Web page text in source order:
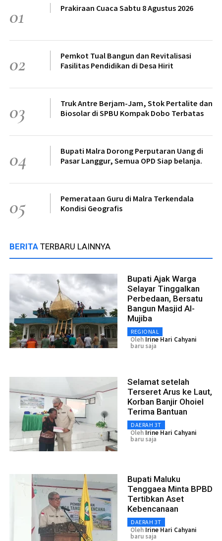
01 Prakiraan Cuaca Sabtu 8 Agustus 2026
02
Pemkot Tual Bangun dan Revitalisasi
Fasilitas Pendidikan di Desa Hirit
03
Truk Antre Berjam-Jam, Stok Pertalite dan
Biosolar di SPBU Kompak Dobo Terbatas
04
Bupati Malra Dorong Perputaran Uang di
Pasar Langgur, Semua OPD Siap belanja.
05
Pemerataan Guru di Malra Terkendala
Kondisi Geografis
BERITA TERBARU LAINNYA
Bupati Ajak Warga
Selayar Tinggalkan
Perbedaan, Bersatu
Bangun Masjid Al-
Mujiba
REGIONAL
Oleh Irine Hari Cahyani
baru saja
Selamat setelah
Terseret Arus ke Laut,
Korban Banjir Ohoiel
Terima Bantuan
DAERAH 3T
Oleh Irine Hari Cahyani
baru saja
Bupati Maluku
Tenggaea Minta BPBD
Tertibkan Aset
Kebencanaan
DAERAH 3T
Oleh Irine Hari Cahyani
baru saja